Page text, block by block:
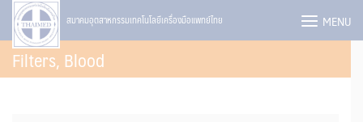
Skip
content
สมาคมอุตสาหกรรมเทคโนโลยีเครื่องมือแพทย์ไทย MENU
Filters, Blood